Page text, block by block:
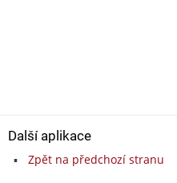
Další aplikace
Zpět na předchozí stranu